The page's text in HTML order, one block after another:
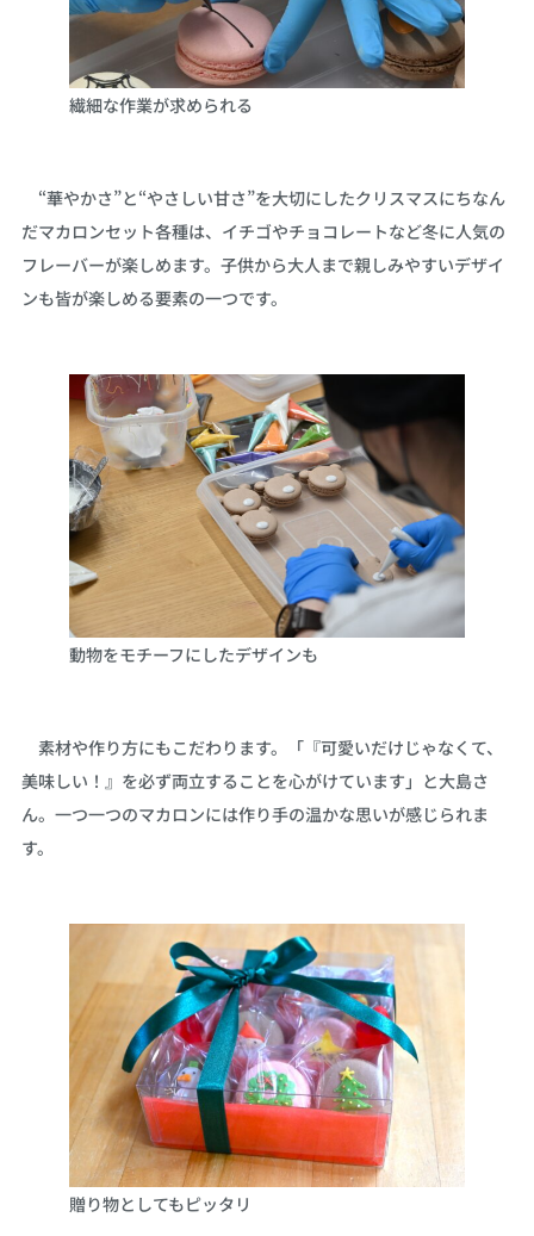
繊細な作業が求められる
“華やかさ”と“やさしい甘さ”を大切にしたクリスマスにちなん
だマカロンセット各種は、イチゴやチョコレートなど冬に人気の
フレーバーが楽しめます。子供から大人まで親しみやすいデザイ
ンも皆が楽しめる要素の一つです。
動物をモチーフにしたデザインも
素材や作り方にもこだわります。「『可愛いだけじゃなくて、
美味しい！』を必ず両立することを心がけています」と大島さ
ん。一つ一つのマカロンには作り手の温かな思いが感じられま
す。
贈り物としてもピッタリ